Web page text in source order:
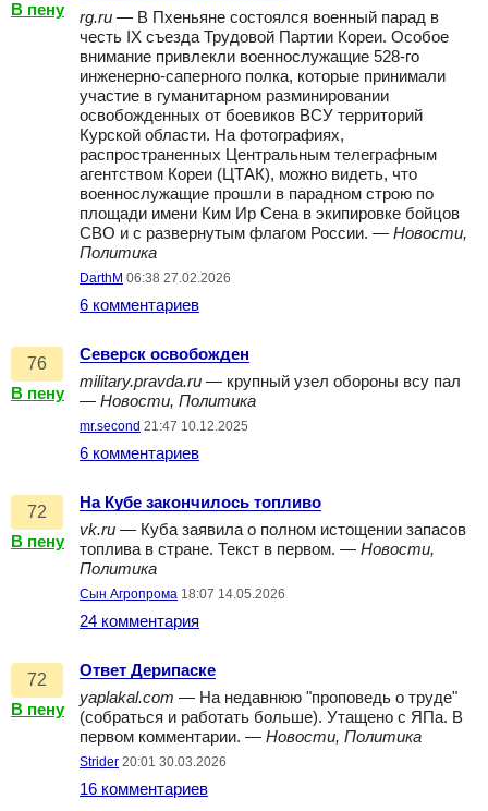
В пену
rg.ru — В Пхеньяне состоялся военный парад в
честь IX съезда Трудовой Партии Кореи. Особое
внимание привлекли военнослужащие 528-го
инженерно-саперного полка, которые принимали
участие в гуманитарном разминировании
освобожденных от боевиков ВСУ территорий
Курской области. На фотографиях,
распространенных Центральным телеграфным
агентством Кореи (ЦТАК), можно видеть, что
военнослужащие прошли в парадном строю по
площади имени Ким Ир Сена в экипировке бойцов
СВО и с развернутым флагом России. — Новости,
Политика
DarthM 06:38 27.02.2026
6 комментариев
76
В пену
Северск освобожден
military.pravda.ru — крупный узел обороны всу пал
— Новости, Политика
mr.second 21:47 10.12.2025
6 комментариев
72
В пену
На Кубе закончилось топливо
vk.ru — Куба заявила о полном истощении запасов
топлива в стране. Текст в первом. — Новости,
Политика
Сын Агропрома 18:07 14.05.2026
24 комментария
72
В пену
Ответ Дерипаске
yaplakal.com — На недавнюю "проповедь о труде"
(собраться и работать больше). Утащено с ЯПа. В
первом комментарии. — Новости, Политика
Strider 20:01 30.03.2026
16 комментариев